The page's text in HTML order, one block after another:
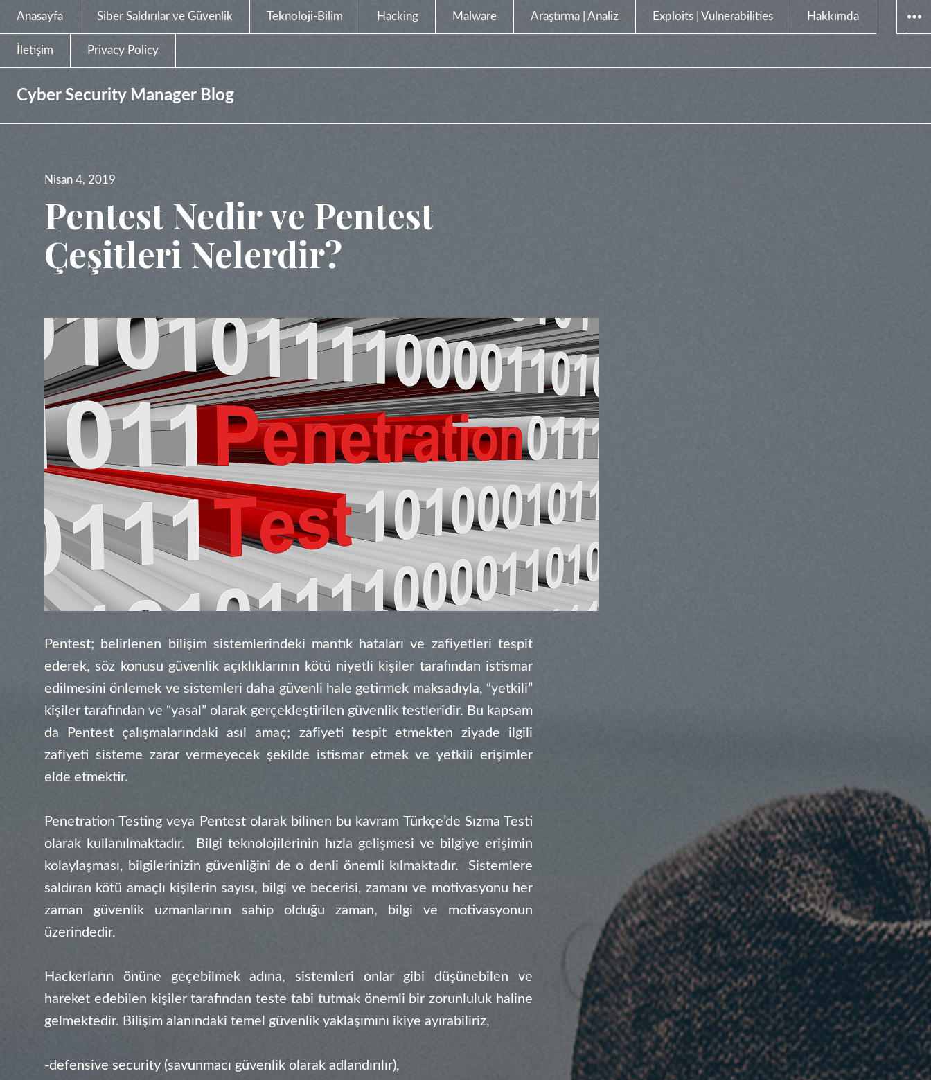
Anasayfa Siber Saldırılar ve Güvenlik Teknoloji-Bilim Hacking Malware Araştırma | Analiz Exploits | Vulnerabilities Hakkımda
İletişim Privacy Policy
Cyber Security Manager Blog
Yayın
Nisan 4, 2019
Pentest Nedir ve Pentest
Çeşitleri Nelerdir?
Pentest; belirlenen bilişim sistemlerindeki mantık hataları ve zafiyetleri tespit
ederek, söz konusu güvenlik açıklıklarının kötü niyetli kişiler tarafından istismar
edilmesini önlemek ve sistemleri daha güvenli hale getirmek maksadıyla, “yetkili”
kişiler tarafından ve “yasal” olarak gerçekleştirilen güvenlik testleridir. Bu kapsam
da Pentest çalışmalarındaki asıl amaç; zafiyeti tespit etmekten ziyade ilgili
zafiyeti sisteme zarar vermeyecek şekilde istismar etmek ve yetkili erişimler
elde etmektir.
Penetration Testing veya Pentest olarak bilinen bu kavram Türkçe’de Sızma Testi
olarak kullanılmaktadır. Bilgi teknolojilerinin hızla gelişmesi ve bilgiye erişimin
kolaylaşması, bilgilerinizin güvenliğini de o denli önemli kılmaktadır. Sistemlere
saldıran kötü amaçlı kişilerin sayısı, bilgi ve becerisi, zamanı ve motivasyonu her
zaman güvenlik uzmanlarının sahip olduğu zaman, bilgi ve motivasyonun
üzerindedir.
Hackerların önüne geçebilmek adına, sistemleri onlar gibi düşünebilen ve
hareket edebilen kişiler tarafından teste tabi tutmak önemli bir zorunluluk haline
gelmektedir. Bilişim alanındaki temel güvenlik yaklaşımını ikiye ayırabiliriz,
-defensive security (savunmacı güvenlik olarak adlandırılır),